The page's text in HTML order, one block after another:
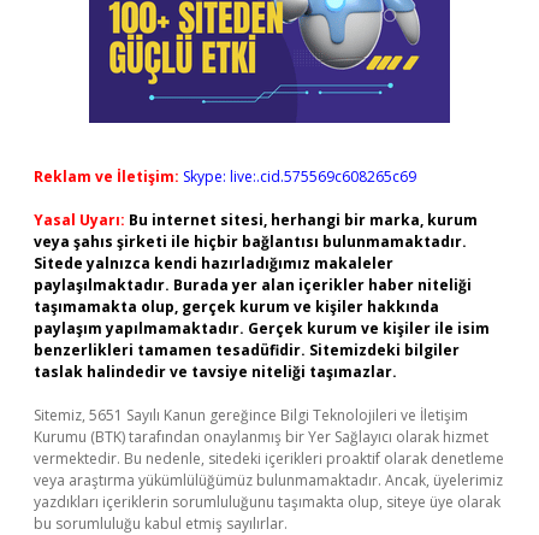
Reklam ve İletişim: Skype: live:.cid.575569c608265c69
Yasal Uyarı: Bu internet sitesi, herhangi bir marka, kurum
veya şahıs şirketi ile hiçbir bağlantısı bulunmamaktadır.
Sitede yalnızca kendi hazırladığımız makaleler
paylaşılmaktadır. Burada yer alan içerikler haber niteliği
taşımamakta olup, gerçek kurum ve kişiler hakkında
paylaşım yapılmamaktadır. Gerçek kurum ve kişiler ile isim
benzerlikleri tamamen tesadüfidir. Sitemizdeki bilgiler
taslak halindedir ve tavsiye niteliği taşımazlar.
Sitemiz, 5651 Sayılı Kanun gereğince Bilgi Teknolojileri ve İletişim
Kurumu (BTK) tarafından onaylanmış bir Yer Sağlayıcı olarak hizmet
vermektedir. Bu nedenle, sitedeki içerikleri proaktif olarak denetleme
veya araştırma yükümlülüğümüz bulunmamaktadır. Ancak, üyelerimiz
yazdıkları içeriklerin sorumluluğunu taşımakta olup, siteye üye olarak
bu sorumluluğu kabul etmiş sayılırlar.